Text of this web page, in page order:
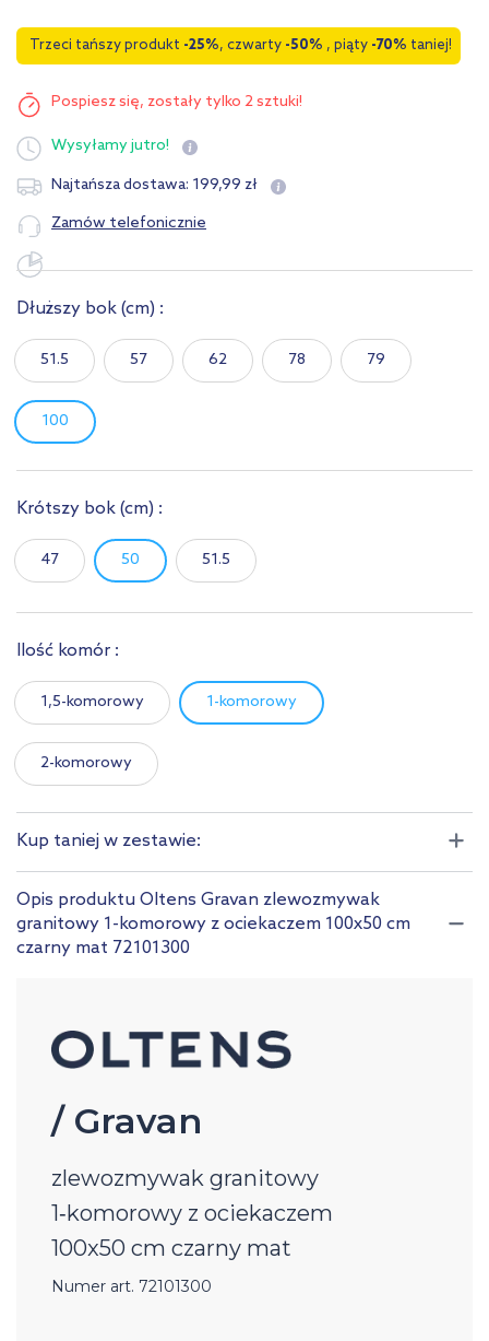
Trzeci tańszy produkt -25%, czwarty -50% , piąty -70% taniej!
Pospiesz się, zostały tylko 2 sztuki!
Wysyłamyjutro!
Najtańsza dostawa: 199,99 zł
Zamów telefonicznie
Dłuższy bok (cm) :
51.5 57 62 78 79
100
Krótszy bok (cm) :
47 50 51.5
Ilość komór :
1,5-komorowy 1-komorowy
2-komorowy
Kup taniej w zestawie:
Opis produktu Oltens Gravan zlewozmywak
granitowy 1-komorowy z ociekaczem 100x50 cm
czarny mat 72101300
/ Gravan
zlewozmywak granitowy
1‑komorowy z ociekaczem
100x50 cm czarny mat
Numer art. 72101300